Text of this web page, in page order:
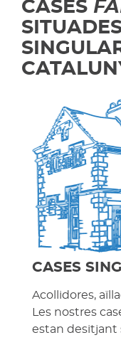
CASES
CASES
Acollidores,
Les nostres
estan desitjant